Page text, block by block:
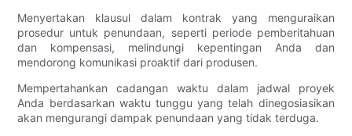
Menyertakan klausul dalam kontrak yang menguraikan
prosedur untuk penundaan, seperti periode pemberitahuan
dan kompensasi, melindungi kepentingan Anda dan
mendorong komunikasi proaktif dari produsen.
Mempertahankan cadangan waktu dalam jadwal proyek
Anda berdasarkan waktu tunggu yang telah dinegosiasikan
akan mengurangi dampak penundaan yang tidak terduga.